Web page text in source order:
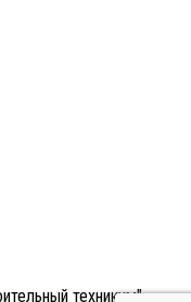
техникум"